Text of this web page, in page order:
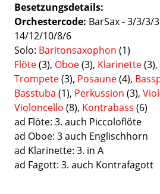
Besetzungsdetails
Orchestercode: BarSax - 3/3/3/
14/12/10/8/6
Solo: Baritonsaxophon (1)
Flöte(3), Oboe(3), Klarinette(3),
Trompete(3), Posaune(4),
Basstuba (1), Perkussion (3),
Violoncello (8), Kontrabass (6)
ad Flöte: 3. auch Piccoloflöte
ad Oboe: 3 auch Englischhorn
ad Klarinette: 3. in A
ad Fagott: 3. auch Kontrafagott